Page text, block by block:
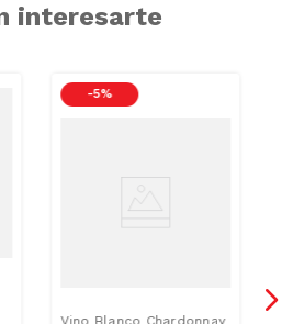
interesarte
-5 %